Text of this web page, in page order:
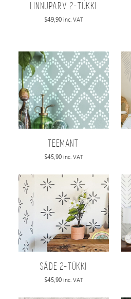
LINNUPARV 2-TÜKKI
$49,90 inc. VAT
TEEMANT
$45,90 inc. VAT
SÄDE 2-TÜKKI
$45,90 inc. VAT